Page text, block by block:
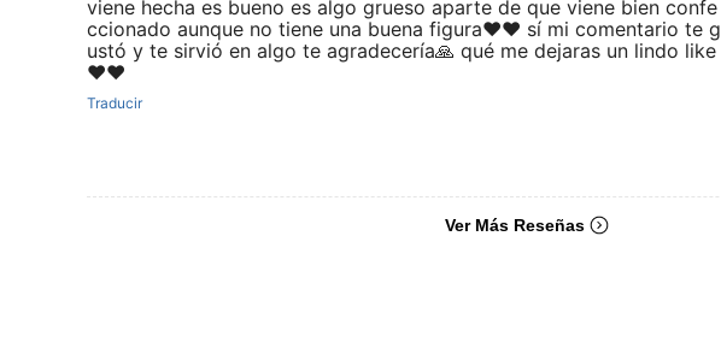
viene hecha es bueno es algo grueso aparte de que viene bien confe
ccionado aunque no tiene una buena figura♥️♥️ sí mi comentario te g
ustó y te sirvió en algo te agradecería🙏 qué me dejaras un lindo like
♥️♥️
Traducir
Ver Más Reseñas